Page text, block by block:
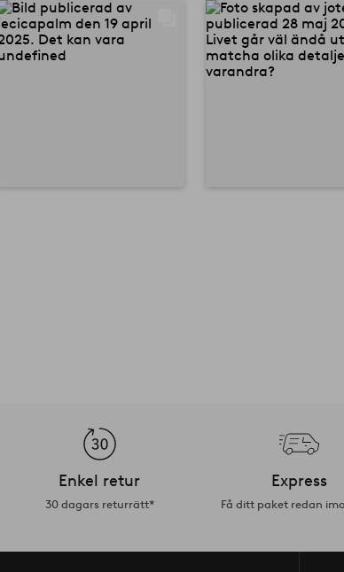
Enkel retur
30 dagars returrätt*
Express
Få ditt paket redan